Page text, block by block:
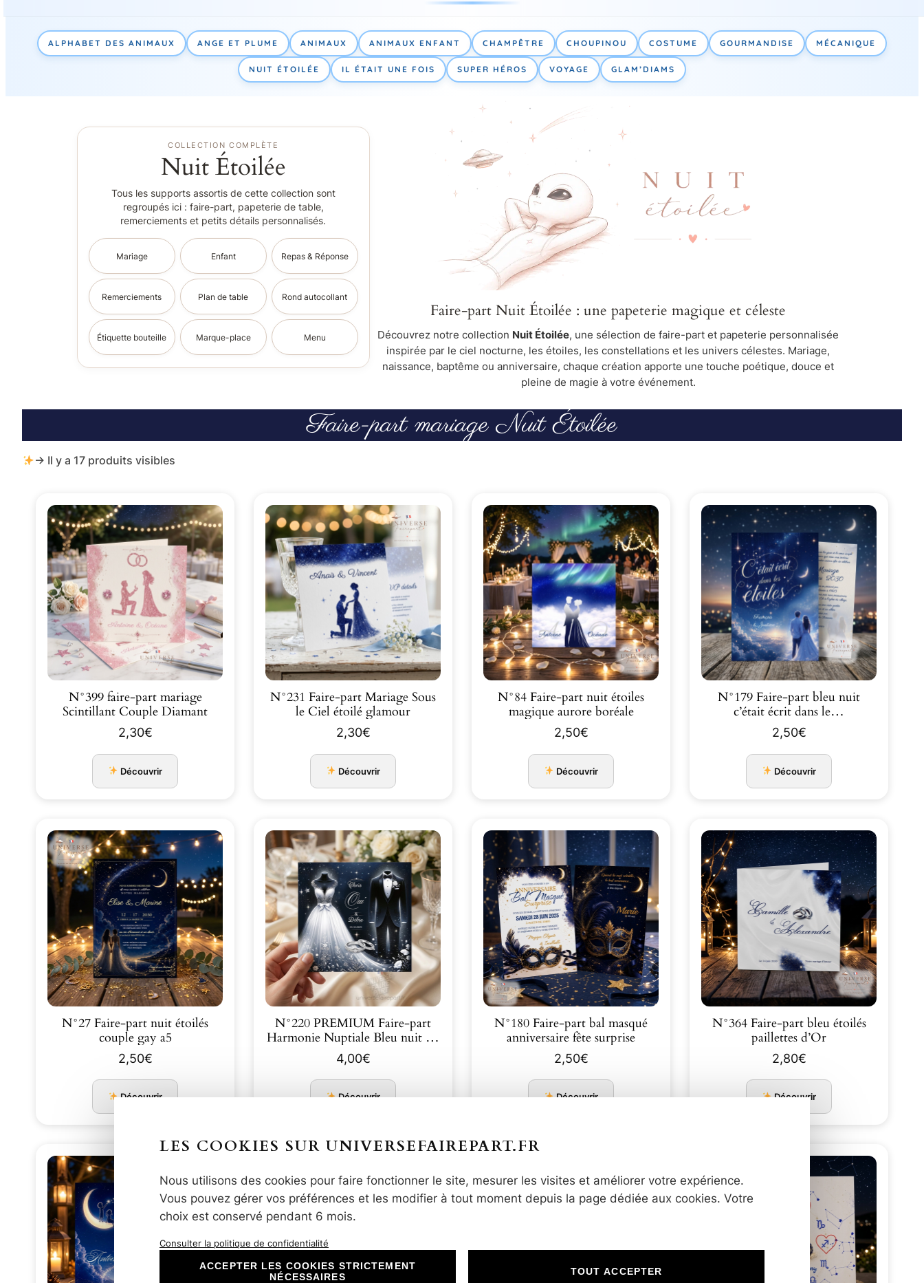
e
r
ALPHABET DES ANIMAUX ANGE ET PLUME ANIMAUX ANIMAUX ENFANT CHAMPÊTRE CHOUPINOU COSTUME GOURMANDISE MÉCANIQUE
NUIT ÉTOILÉE IL ÉTAIT UNE FOIS SUPER HÉROS VOYAGE GLAM’DIAMS
COLLECTION COMPLÈTE
Nuit Étoilée
Tous les supports assortis de cette collection sont
regroupés ici : faire-part, papeterie de table,
remerciements et petits détails personnalisés.
Mariage Enfant Repas & Réponse
Remerciements Plan de table Rond autocollant
Étiquette bouteille Marque-place Menu
Faire-part Nuit Étoilée : une papeterie magique et céleste
Découvrez notre collection Nuit Étoilée, une sélection de faire-part et papeterie personnalisée
inspirée par le ciel nocturne, les étoiles, les constellations et les univers célestes. Mariage,
naissance, baptême ou anniversaire, chaque création apporte une touche poétique, douce et
pleine de magie à votre événement.
Faire-part mariage Nuit Étoilée
→ Il y a 17 produits visibles
N°399 faire-part mariage
Scintillant Couple Diamant
2,30€
Découvrir
N°231 Faire-part Mariage Sous
le Ciel étoilé glamour
2,30€
Découvrir
N°84 Faire-part nuit étoiles
magique aurore boréale
2,50€
Découvrir
N°179 Faire-part bleu nuit
c’était écrit dans le…
2,50€
Découvrir
N°27 Faire-part nuit étoilés
couple gay a5
2,50€
Découvrir
N°220 PREMIUM Faire-part
Harmonie Nuptiale Bleu nuit …
4,00€
Découvrir
N°180 Faire-part bal masqué
anniversaire fête surprise
2,50€
Découvrir
N°364 Faire-part bleu étoilés
paillettes d’Or
2,80€
Découvrir
LES COOKIES SUR UNIVERSEFAIREPART.FR
Nous utilisons des cookies pour faire fonctionner le site, mesurer les visites et améliorer votre expérience.
Vous pouvez gérer vos préférences et les modifier à tout moment depuis la page dédiée aux cookies. Votre
choix est conservé pendant 6 mois.
Consulter la politique de confidentialité
ACCEPTER LES COOKIES STRICTEMENT
NÉCESSAIRES
TOUT ACCEPTER